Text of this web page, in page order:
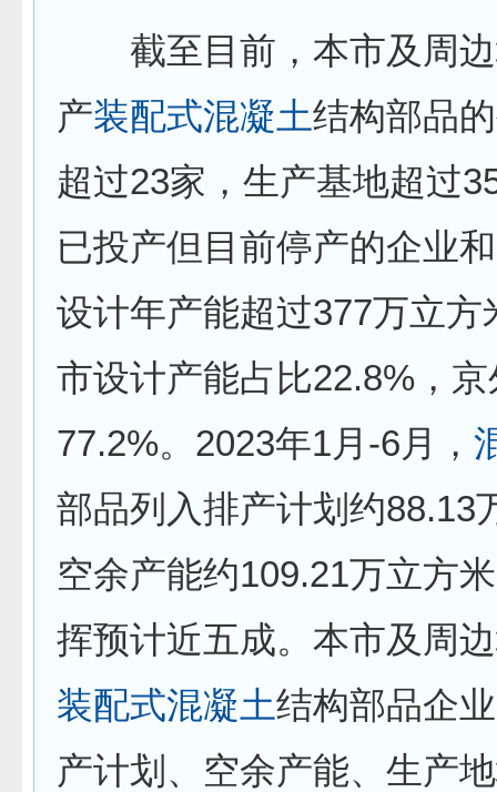
截至目前，本市及周边
产装配式混凝土结构部品
超过23家，生产基地超过
已投产但目前停产的企业
设计年产能超过377万立方
市设计产能占比22.8%，
77.2%。2023年1月-6月，
部品列入排产计划约88.13
空余产能约109.21万立方
挥预计近五成。本市及周
装配式混凝土结构部品企
产计划、空余产能、生产